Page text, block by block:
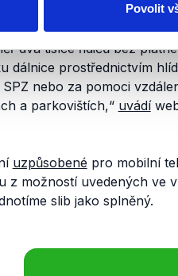
Povolit
je vázán na poznávací
dopravy v tiskové
dva tisíce řidičů bez
dálnice prostřednictvím
nebo za pomoci
a parkovištích,“ uvádí
uzpůsobené pro mobilní
z možností uvedených ve
slib jako splněný.